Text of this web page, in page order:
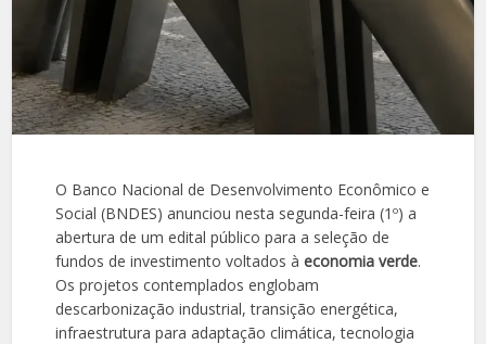
O Banco Nacional de Desenvolvimento Econômico e
Social (BNDES) anunciou nesta segunda-feira (1º) a
abertura de um edital público para a seleção de
fundos de investimento voltados àeconomia verde.
Os projetos contemplados englobam
descarbonização industrial, transição energética,
infraestrutura para adaptação climática, tecnologia